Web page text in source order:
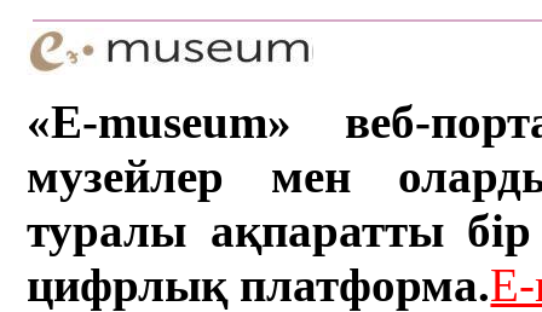
«E-museum» веб-
музейлер мен
туралы ақпаратты бір
цифрлық платформа.